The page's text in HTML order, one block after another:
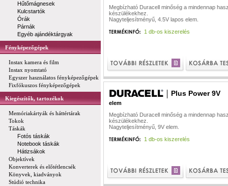
Hűtőmágnesek
Kulcstartók
Órák
Párnák
Egyéb ajándéktárgyak
Fényképezőgépek
Instax kamera és film
Instax nyomtató
Egyszer használatos fényképezőgépek
Fixfókuszos fényképezőgépek
Kiegészítők, tartozékok
Memóriakártyák és háttértárak
Tokok
Táskák
Fotós táskák
Notebook táskák
Hátizsákok
Objektívek
Konverterek és előtétlencsék
Könyvek, kiadványok
Stúdió technika
Megbízható Duracell minőség a mindennap
készülékekhez.
Nagyteljesítményű, 4.5V lapos elem.
1 db-os kiszerelés
Plus Power 9V
elem
Megbízható Duracell minőség a mindennap
készülékekhez.
Nagyteljesítményű, 9V elem.
1 db-os kiszerelés